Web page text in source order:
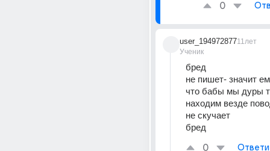
0
user_194972877
Ученик
11лет
бред
не пишет- значит
что бабы мы дуры
находим везде
не скучает
бред
0